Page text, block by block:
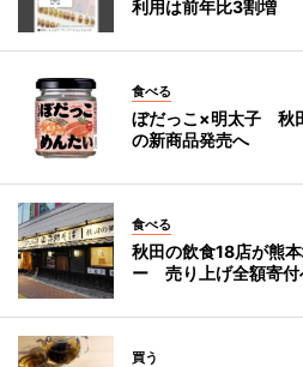
利用は前年比3割増
食べる
ぼだっこ×明太子 秋
の新商品発売へ
食べる
秋田の飲食18店が熊
ー 売り上げ全額寄付
買う